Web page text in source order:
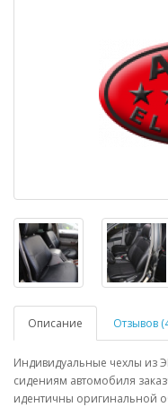
Описание Отзывов
Индивидуальные чехлы из
сидениям автомобиля
идентичны оригинальной